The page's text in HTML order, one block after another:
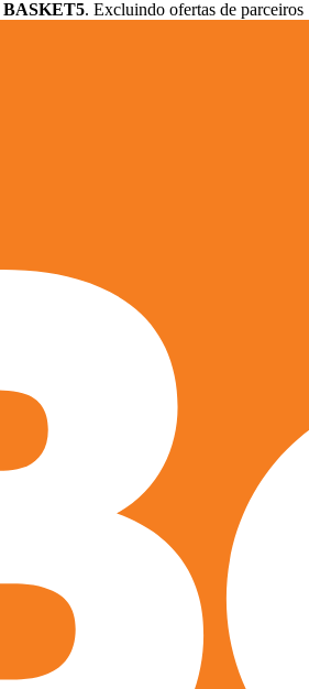
BASKET5. Excluindo ofertas de parceiros